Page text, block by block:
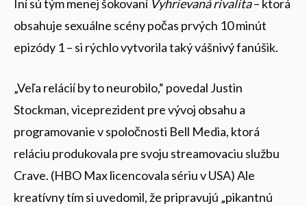
Iní sú tým menej šokovaní Vyhrievaná rivalita– ktorá
obsahuje sexuálne scény počas prvých 10 minút
epizódy 1 – si rýchlo vytvorila taký vášnivý fanúšik.
„Veľa relácií by to neurobilo,“ povedal Justin
Stockman, viceprezident pre vývoj obsahu a
programovanie v spoločnosti Bell Media, ktorá
reláciu produkovala pre svoju streamovaciu službu
Crave. (HBO Max licencovala sériu v USA) Ale
kreatívny tím si uvedomil, že pripravujú „pikantnú